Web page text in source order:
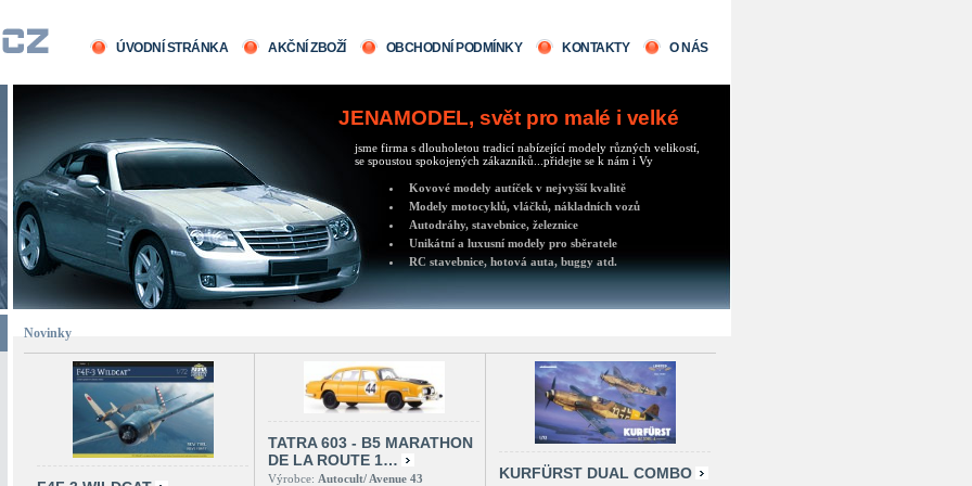
ÚVODNÍ STRÁNKA AKČNÍ ZBOŽÍ OBCHODNÍ PODMÍNKY KONTAKTY O NÁS
JENAMODEL, svět pro malé i velké
jsme firma s dlouholetou tradicí nabízející modely různých velikostí,
se spoustou spokojených zákazníků...přidejte se k nám i Vy
Kovové modely autíček v nejvyšší kvalitě
Modely motocyklů, vláčků, nákladních vozů
Autodráhy, stavebnice, železnice
Unikátní a luxusní modely pro sběratele
RC stavebnice, hotová auta, buggy atd.
Novinky
TATRA 603 - B5 MARATHON
DE LA ROUTE 1…
Výrobce: Autocult/ Avenue 43 KURFÜRST DUAL COMBO